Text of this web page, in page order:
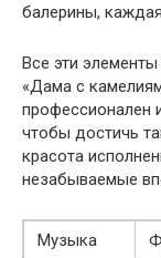
балерины,
Все эти
«Дама с
профессионален
чтобы достичь
красота
незабываемые
Музыка